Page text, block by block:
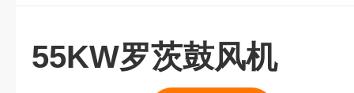
55KW罗茨鼓风机